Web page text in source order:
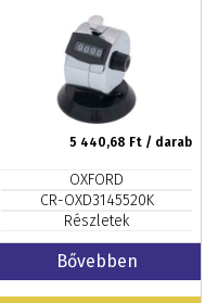
5 440,68 Ft / darab
OXFORD
CR-OXD3145520K
Részletek
Bővebben